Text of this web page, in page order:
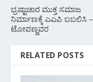
ಭ್ರಷ್ಟಾಚಾರ ಮುಕ್ತ ಸಮಾಜ
ನಿರ್ಮಾಣಕ್ಕೆ ಎಎಪಿ ಬಬಲಿಸಿ –
ಟೋಪಣ್ಣವರ
RELATED POSTS